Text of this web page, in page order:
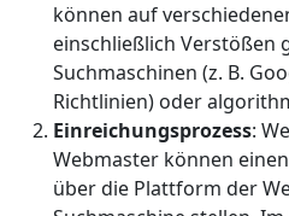
können auf
einschließlich Verstößen
Suchmaschinen (z. B.
Richtlinien) oder
Einreichungsprozess:
Webmaster können
über die Plattform der